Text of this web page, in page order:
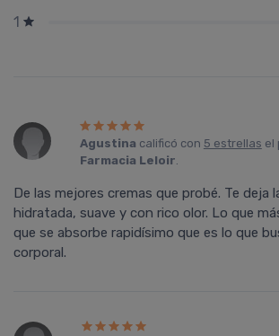
1
Agustina calificó con 5 estrellas el
Farmacia Leloir.
De las mejores cremas que probé. Te deja
hidratada, suave y con rico olor. Lo que
que se absorbe rapidísimo que es lo que
corporal.